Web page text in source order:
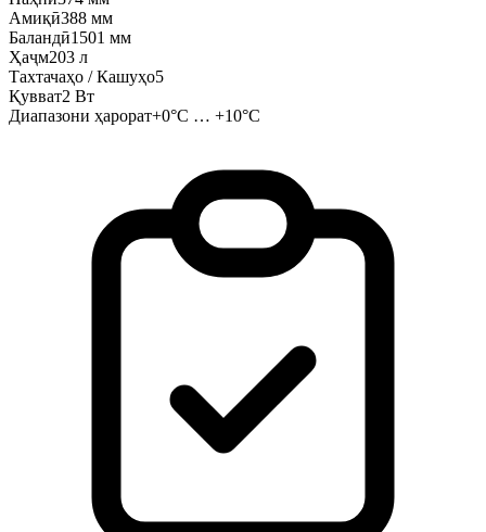
Амиқӣ388 мм
Баландӣ1501 мм
Ҳаҷм203 л
Тахтачаҳо / Кашуҳо5
Қувват2 Вт
Диапазони ҳарорат+0°C … +10°C